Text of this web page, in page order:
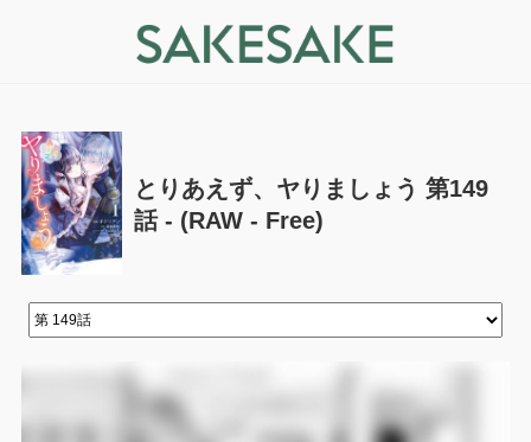
とりあえず、ヤりましょう 第149
話 - (RAW - Free)